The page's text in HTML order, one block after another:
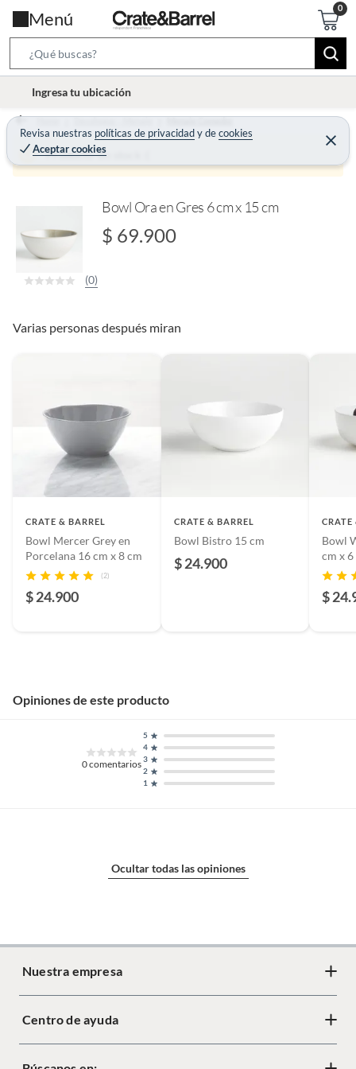
Menú
e
r
c
B
r
t
Ingresa tu ubicación
Revisa nuestras políticas de privacidadydecookies
Aceptar cookies
C
e
r
Home Decohogar - Menaje Menaje Comedor
Producto sin stock :(
Bowl Ora en Gres 6 cm x 15 cm
$ 69.900
(0)
Varias personas después miran
CRATE & BARREL
Bowl Mercer Grey en
Porcelana 16 cm x 8 cm
(2)
$ 24.900
CRATE & BARREL
Bowl Bistro 15 cm
$ 24.900
CRATE
Bowl
cm x
$
Opiniones de este producto
0comentarios
1
2
3
4
5
Ocultar todas las opiniones
Nuestra empresa
Acerca de Crate
Centro de ayuda